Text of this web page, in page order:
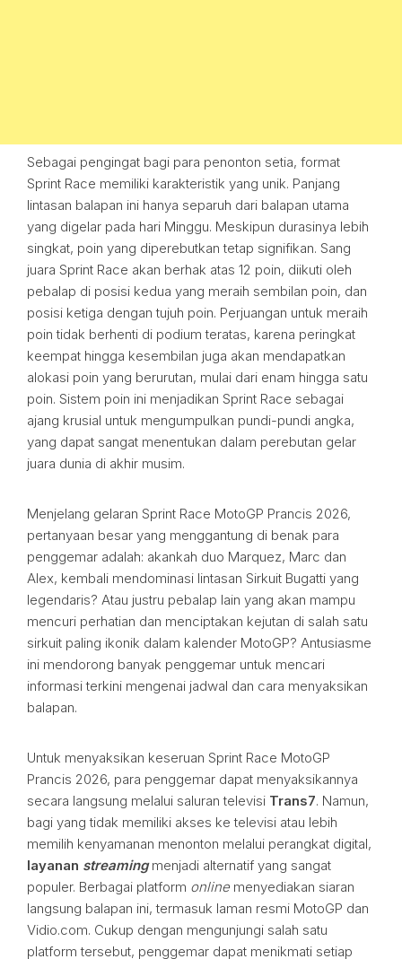
Sebagai pengingat bagi para penonton setia, format
Sprint Race memiliki karakteristik yang unik. Panjang
lintasan balapan ini hanya separuh dari balapan utama
yang digelar pada hari Minggu. Meskipun durasinya lebih
singkat, poin yang diperebutkan tetap signifikan. Sang
juara Sprint Race akan berhak atas 12 poin, diikuti oleh
pebalap di posisi kedua yang meraih sembilan poin, dan
posisi ketiga dengan tujuh poin. Perjuangan untuk meraih
poin tidak berhenti di podium teratas, karena peringkat
keempat hingga kesembilan juga akan mendapatkan
alokasi poin yang berurutan, mulai dari enam hingga satu
poin. Sistem poin ini menjadikan Sprint Race sebagai
ajang krusial untuk mengumpulkan pundi-pundi angka,
yang dapat sangat menentukan dalam perebutan gelar
juara dunia di akhir musim.
Menjelang gelaran Sprint Race MotoGP Prancis 2026,
pertanyaan besar yang menggantung di benak para
penggemar adalah: akankah duo Marquez, Marc dan
Alex, kembali mendominasi lintasan Sirkuit Bugatti yang
legendaris? Atau justru pebalap lain yang akan mampu
mencuri perhatian dan menciptakan kejutan di salah satu
sirkuit paling ikonik dalam kalender MotoGP? Antusiasme
ini mendorong banyak penggemar untuk mencari
informasi terkini mengenai jadwal dan cara menyaksikan
balapan.
Untuk menyaksikan keseruan Sprint Race MotoGP
Prancis 2026, para penggemar dapat menyaksikannya
secara langsung melalui saluran televisi Trans7. Namun,
bagi yang tidak memiliki akses ke televisi atau lebih
memilih kenyamanan menonton melalui perangkat digital,
layanan streamingmenjadi alternatif yang sangat
populer. Berbagai platform onlinemenyediakan siaran
langsung balapan ini, termasuk laman resmi MotoGP dan
Vidio.com. Cukup dengan mengunjungi salah satu
platform tersebut, penggemar dapat menikmati setiap